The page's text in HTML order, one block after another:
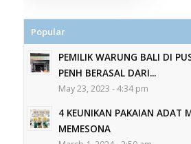
Popular
PEMILIK WARUNG BALI DI
PENH BERASAL DARI...
May 23, 2023 - 4:34 pm
4 KEUNIKAN PAKAIAN ADAT
MEMESONA